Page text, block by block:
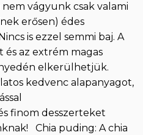
nem vágyunk csak valami
erősen) édes
is ezzel semmi baj. A
az extrém magas
elkerülhetjük.
kedvenc alapanyagot,
finom desszerteket
Chia puding: A chia